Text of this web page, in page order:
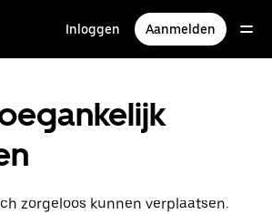
Inloggen Aanmelden
zorgeloos kunnen verplaatsen.